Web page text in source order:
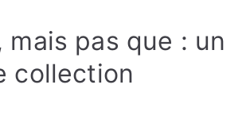
mais pas que : un
collection